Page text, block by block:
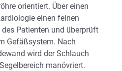
orientiert. Über einen
einen feinen
Patienten und überprüft
Gefäßsystem. Nach
wird der Schlauch
manövriert.